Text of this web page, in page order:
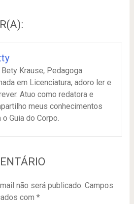
Bety Krause, Pedagoga
em Licenciatura, adoro ler e
Atuo como redatora e
meus conhecimentos
o Guia do Corpo.
não será publicado. Campos
com *